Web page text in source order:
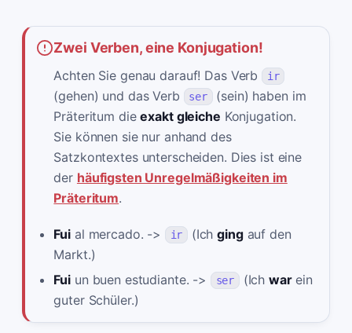
Zwei Verben, eine Konjugation!
Achten Sie genau darauf! Das Verb ir
(gehen) und das Verb ser (sein) haben im
Präteritum dieexakt gleiche Konjugation.
Sie können sie nur anhand des
Satzkontextes unterscheiden. Dies ist eine
der häufigsten Unregelmäßigkeiten im
Präteritum.
Fui al mercado. -> ir (Ichgingauf den
Markt.)
Fui un buen estudiante. -> ser (Ich warein
guter Schüler.)